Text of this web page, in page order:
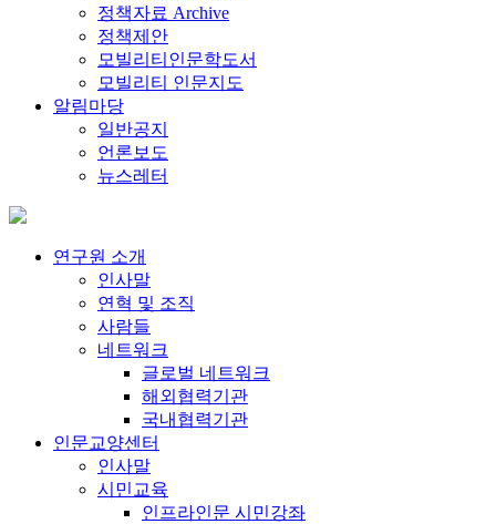
정책자료 Archive
정책제안
모빌리티인문학도서
모빌리티 인문지도
알림마당
일반공지
언론보도
뉴스레터
연구원 소개
인사말
연혁 및 조직
사람들
네트워크
글로벌 네트워크
해외협력기관
국내협력기관
인문교양센터
인사말
시민교육
인프라인문 시민강좌